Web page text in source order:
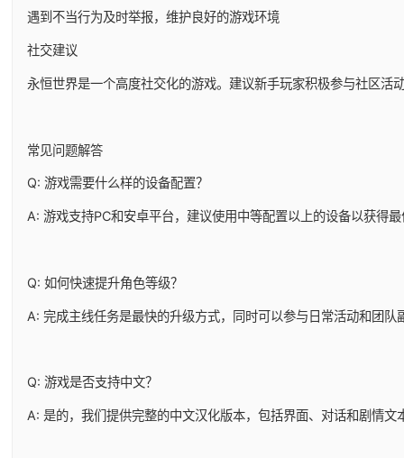
遇到不当行为及时举报，维护良好的游戏环境
社交建议
永恒世界是一个高度社交化的游戏。建议新手玩家积极参与社区
常见问题解答
Q: 游戏需要什么样的设备配置？
A: 游戏支持PC和安卓平台，建议使用中等配置以上的设备以获得
Q: 如何快速提升角色等级？
A: 完成主线任务是最快的升级方式，同时可以参与日常活动和团队
Q: 游戏是否支持中文？
A: 是的，我们提供完整的中文汉化版本，包括界面、对话和剧情文